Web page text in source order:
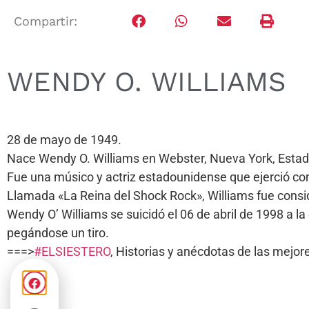
Compartir:
WENDY O. WILLIAMS
28 de mayo de 1949.
Nace Wendy O. Williams en Webster, Nueva York,
Fue una músico y actriz estadounidense que ejerció
Llamada «La Reina del Shock Rock», Williams fue
Wendy O’ Williams se suicidó el 06 de abril de 1998 a
pegándose un tiro.
===>#ELSIESTERO, Historias y anécdotas de las